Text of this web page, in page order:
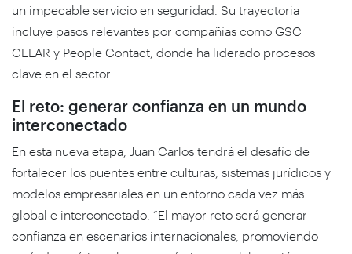
un impecable servicio en seguridad. Su trayectoria
incluye pasos relevantes por compañías como GSC
CELAR y People Contact, donde ha liderado procesos
clave en el sector.
El reto: generar confianza en un mundo
interconectado
En esta nueva etapa, Juan Carlos tendrá el desafío de
fortalecer los puentes entre culturas, sistemas jurídicos y
modelos empresariales en un entorno cada vez más
global e interconectado. “El mayor reto será generar
confianza en escenarios internacionales, promoviendo